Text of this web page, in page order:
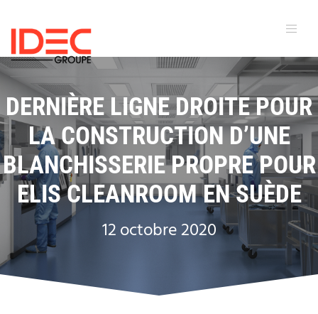
DERNIÈRE LIGNE DROITE POUR
LA CONSTRUCTION D’UNE
BLANCHISSERIE PROPRE POUR
ELIS CLEANROOM EN SUÈDE
12 octobre 2020